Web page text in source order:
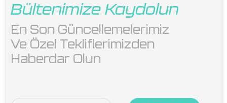
Bültenimize Kaydolun
En Son Güncellemelerimiz
Ve Özel Tekliflerimizden
Haberdar Olun